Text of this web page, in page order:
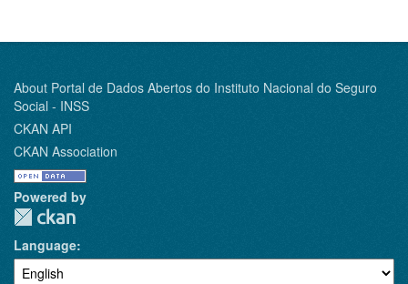
About Portal de Dados Abertos do Instituto Nacional do Seguro
Social - INSS
CKAN API
CKAN Association
Powered by
Language